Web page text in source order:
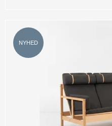
NYHED